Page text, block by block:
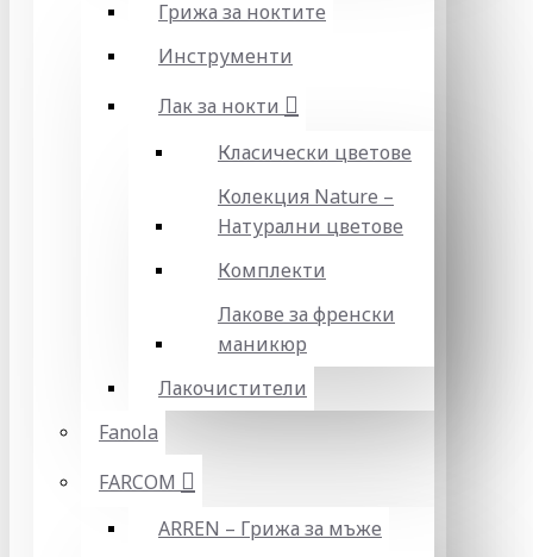
Грижа за ноктите
Инструменти
Лак за нокти
Класически цветове
Колекция Nature –
Натурални цветове
Комплекти
Лакове за френски
маникюр
Лакочистители
Fanola
FARCOM
ARREN – Грижа за мъже